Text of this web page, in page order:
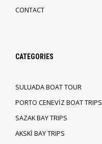
CONTACT
CATEGORIES
SULUADA BOAT TOUR
PORTO CENEVİZ BOAT TRIPS
SAZAK BAY TRIPS
AKSKİ BAY TRIPS